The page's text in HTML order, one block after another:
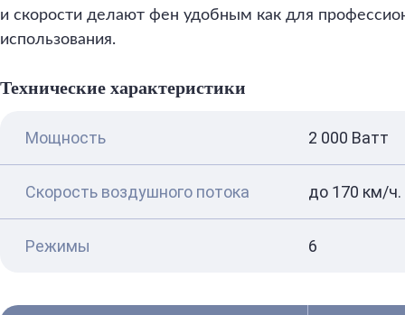
и скорости делают фен удобным как для
использования.
Технические характеристики
Мощность 2 000 Ватт
Скорость воздушного потока до 170 км/ч.
Режимы 6